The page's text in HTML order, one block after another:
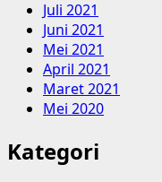
Juli 2021
Juni 2021
Mei 2021
April 2021
Maret 2021
Mei 2020
Kategori